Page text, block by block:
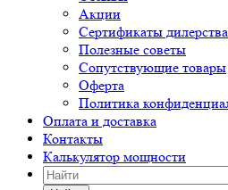
Акции
Сертификаты дилерства
Полезные советы
Сопутствующие товары
Оферта
Политика
Оплата и доставка
Контакты
Калькулятор мощности